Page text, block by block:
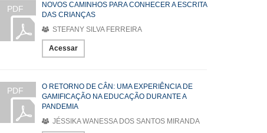
PDF
NOVOS CAMINHOS PARA CONHECER A ESCRITA
DAS CRIANÇAS
STEFANY SILVA FERREIRA
Acessar
PDF
O RETORNO DE CÂN: UMA EXPERIÊNCIA DE
GAMIFICAÇÃO NA EDUCAÇÃO DURANTE A
PANDEMIA
JÉSSIKA WANESSA DOS SANTOS MIRANDA